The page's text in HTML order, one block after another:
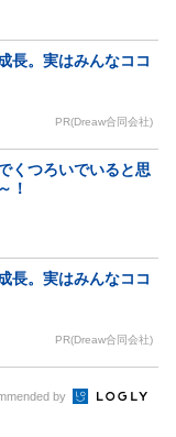
長。実はみんなココ
PR(Dreaw合同会社)
くつろいでいると思
！
長。実はみんなココ
PR(Dreaw合同会社)
by